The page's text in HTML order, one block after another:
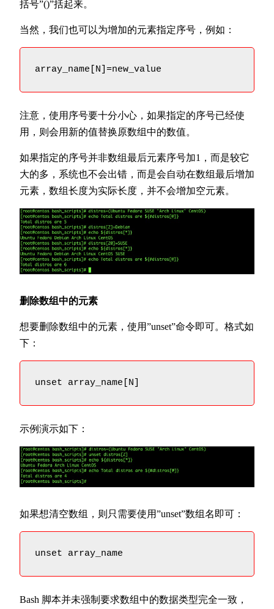
括号”()”括起来。
当然，我们也可以为增加的元素指定序号，例如：
array_name[N]=new_value
注意，使用序号要十分小心，如果指定的序号已经使
用，则会用新的值替换原数组中的数值。
如果指定的序号并非数组最后元素序号加1，而是较它
大的多，系统也不会出错，而是会自动在数组最后增加
元素，数组长度为实际长度，并不会增加空元素。
删除数组中的元素
想要删除数组中的元素，使用”unset”命令即可。格式如
下：
unset array_name[N]
示例演示如下：
如果想清空数组，则只需要使用”unset”数组名即可：
unset array_name
Bash 脚本并未强制要求数组中的数据类型完全一致，